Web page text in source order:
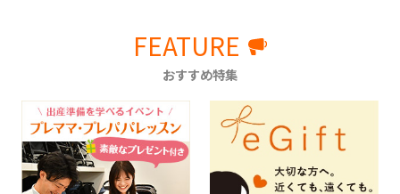
FEATURE
おすすめ特集